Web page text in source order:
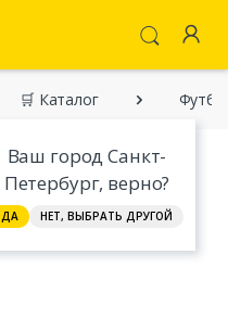
Ваш город Санкт-
Петербург, верно?
ДА НЕТ, ВЫБРАТЬ ДРУГОЙ
🛒 Каталог